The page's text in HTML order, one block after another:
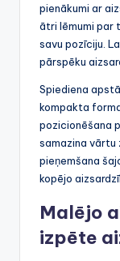
pienākumi ar
ātri lēmumi par
savu pozīciju.
pārspēku
Spiediena
kompakta
pozicionēšana
samazina vārtu
pieņemšana
kopējo
Malējo
izpēte